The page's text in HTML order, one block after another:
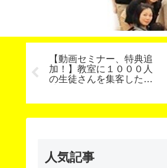
の圧倒
【動画セミナー、特典追
加！】教室に１０００人
の生徒さんを集客した方
人気記事